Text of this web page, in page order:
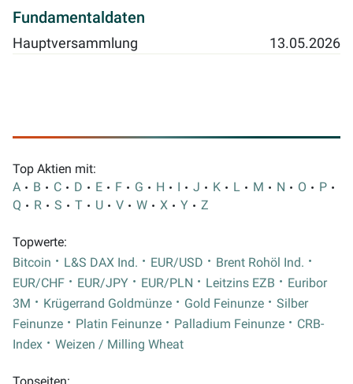
Fundamentaldaten
Hauptversammlung 13.05.2026
Top Aktien mit:
A
B C D E F G H I J K L M N O
P
Q
R S T U V W X Y Z
Topwerte:
Bitcoin
L&S DAX Ind. EUR/USD
Brent Rohöl Ind.
EUR/CHF
EUR/JPY EUR/PLN Leitzins EZB
Euribor
3M
Krügerrand Goldmünze Gold Feinunze
Silber
Feinunze
Platin Feinunze Palladium Feinunze
CRB-
Index
Weizen / Milling Wheat